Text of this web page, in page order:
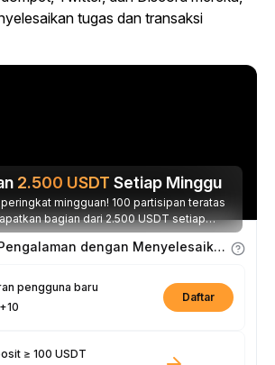
tugas dan transaksi
2.500 USDT Setiap Minggu
mingguan! 100 partisipan teratas
bagian dari 2.500 USDT setiap
minggunya.
Dapatkan Poin Pengalaman dengan Menyelesaikan Tugas
pengguna baru
+10
Daftar
≥ 100 USDT